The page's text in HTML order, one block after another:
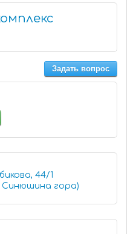
Задать вопрос
44/1
Синюшина гора)